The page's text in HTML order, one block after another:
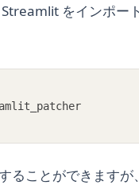
をインポ
ることができます